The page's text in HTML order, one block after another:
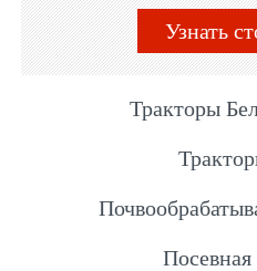
Узнать
Тракторы
Посевная